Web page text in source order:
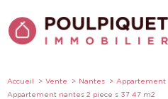
Accueil Vente Nantes Appartement
Appartement nantes 2 piece s 37 47 m2